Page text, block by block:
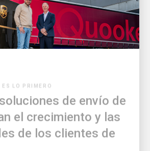
de envío de
el crecimiento y las
de los clientes de